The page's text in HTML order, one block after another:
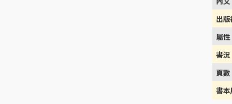
出版
屬性
書況
頁數
書